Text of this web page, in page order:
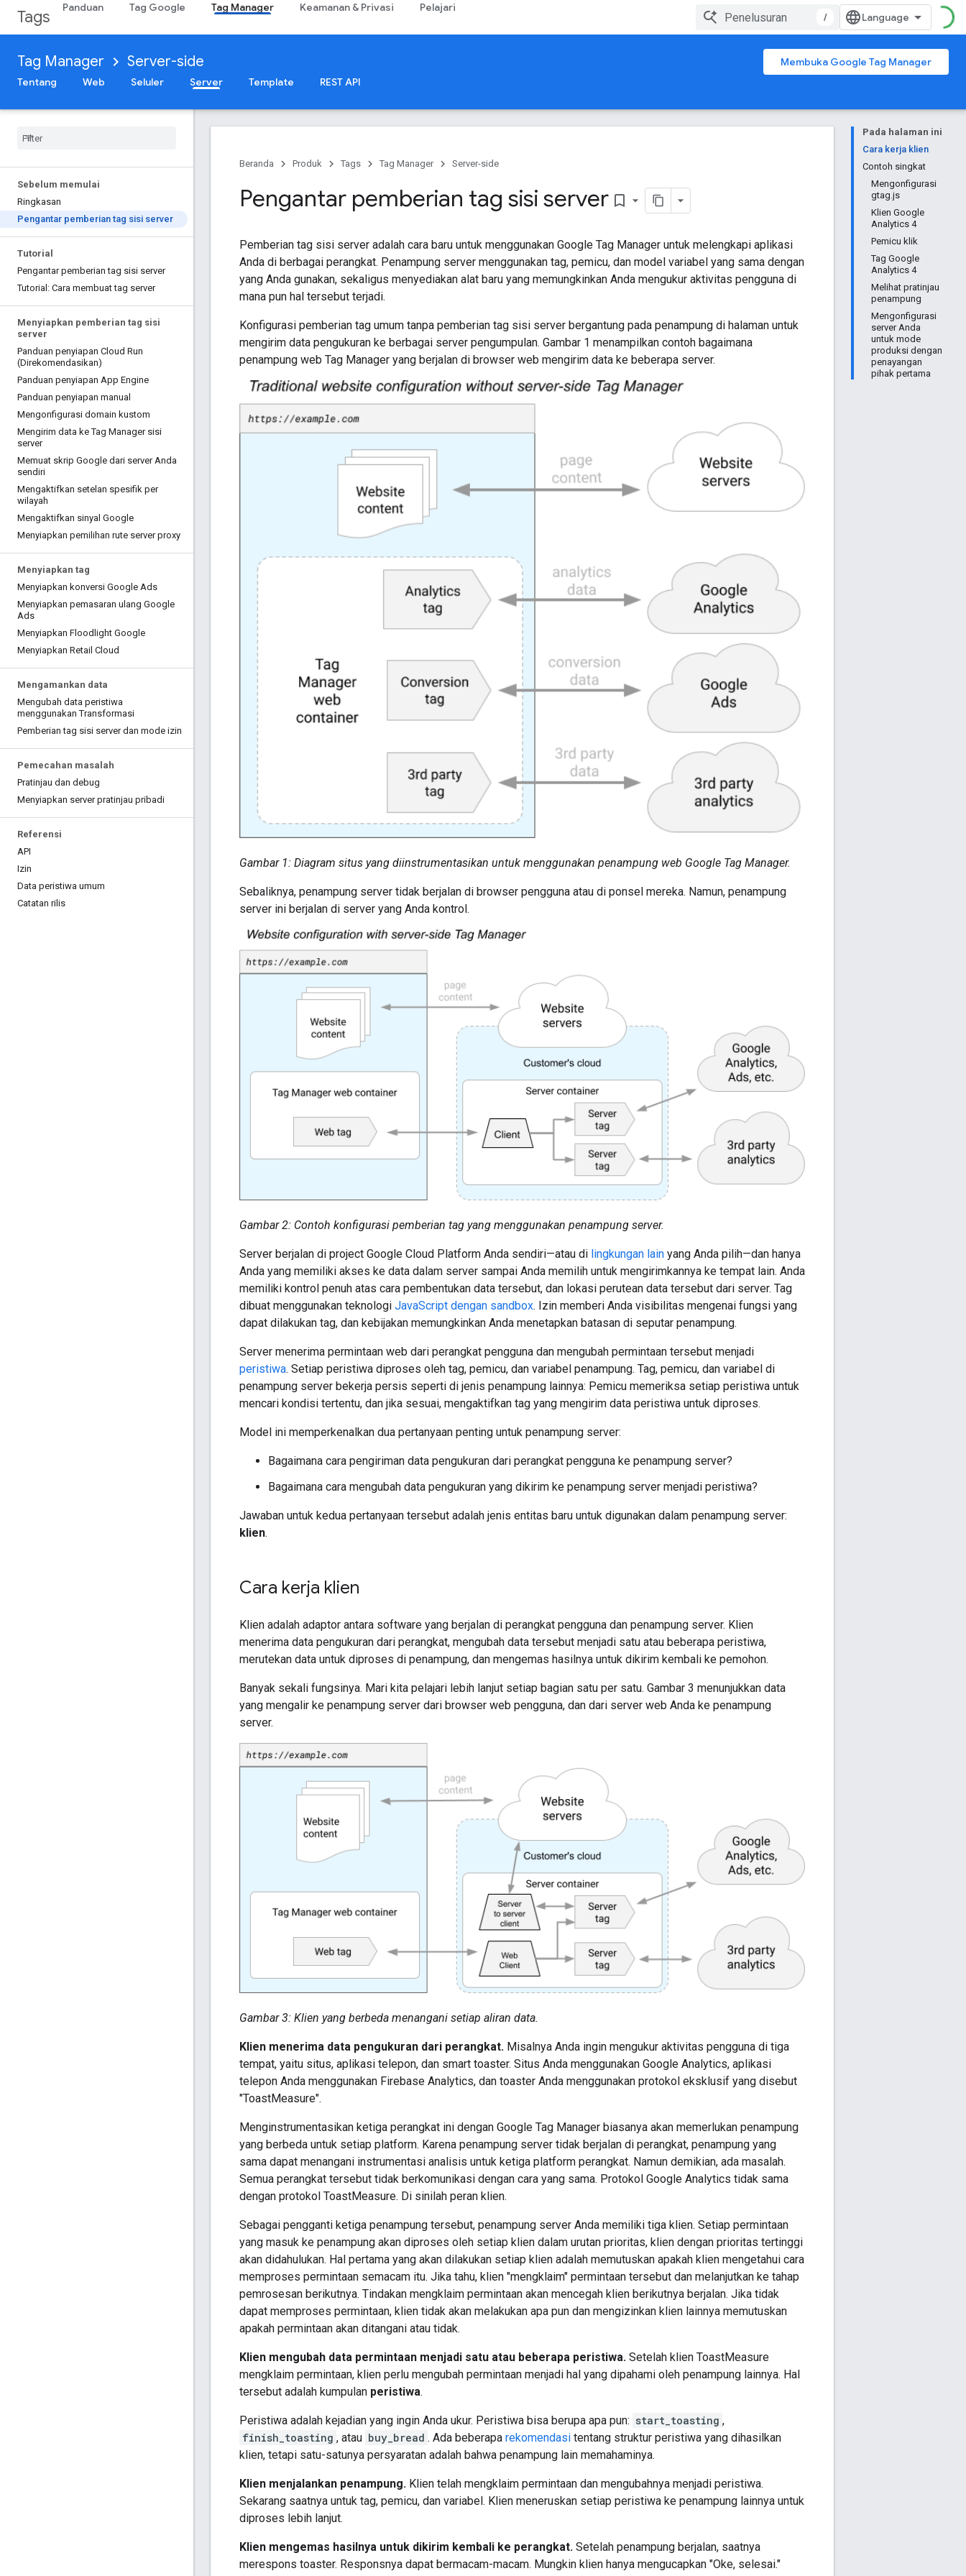
Tags Panduan Tag Google Tag Manager Keamanan & Privasi Pelajari
/
Tag Manager Server-side
Membuka Google Tag Manager
Tentang
Web Seluler Server Template REST API
Sebelum memulai
Ringkasan
Pengantar pemberian tag sisi server
Tutorial
Pengantar pemberian tag sisi server
Tutorial: Cara membuat tag server
Menyiapkan pemberian tag sisi
server
Panduan penyiapan Cloud Run
(Direkomendasikan)
Panduan penyiapan App Engine
Panduan penyiapan manual
Mengonfigurasi domain kustom
Mengirim data ke Tag Manager sisi
server
Memuat skrip Google dari server Anda
sendiri
Mengaktifkan setelan spesifik per
wilayah
Mengaktifkan sinyal Google
Menyiapkan pemilihan rute server proxy
Menyiapkan tag
Menyiapkan konversi Google Ads
Menyiapkan pemasaran ulang Google
Ads
Menyiapkan Floodlight Google
Menyiapkan Retail Cloud
Mengamankan data
Mengubah data peristiwa
menggunakan Transformasi
Pemberian tag sisi server dan mode izin
Pemecahan masalah
Pratinjau dan debug
Menyiapkan server pratinjau pribadi
Referensi
API
Izin
Data peristiwa umum
Catatan rilis
Pada halaman ini
Cara kerja klien
Contoh singkat
Mengonfigurasi
gtag.js
Klien Google
Analytics 4
Pemicu klik
Tag Google
Analytics 4
Melihat pratinjau
penampung
Mengonfigurasi
server Anda
untuk mode
produksi dengan
penayangan
pihak pertama
Beranda Produk Tags Tag Manager Server-side
Pengantar pemberian tag sisi server bookmark_border
Pemberian tag sisi server adalah cara baru untuk menggunakan Google Tag Manager untuk melengkapi aplikasi
Anda di berbagai perangkat. Penampung server menggunakan tag, pemicu, dan model variabel yang sama dengan
yang Anda gunakan, sekaligus menyediakan alat baru yang memungkinkan Anda mengukur aktivitas pengguna di
mana pun hal tersebut terjadi.
Konfigurasi pemberian tag umum tanpa pemberian tag sisi server bergantung pada penampung di halaman untuk
mengirim data pengukuran ke berbagai server pengumpulan. Gambar 1 menampilkan contoh bagaimana
penampung web Tag Manager yang berjalan di browser web mengirim data ke beberapa server.
Gambar 1: Diagram situs yang diinstrumentasikan untuk menggunakan penampung web Google Tag Manager.
Sebaliknya, penampung server tidak berjalan di browser pengguna atau di ponsel mereka. Namun, penampung
server ini berjalan di server yang Anda kontrol.
Gambar 2: Contoh konfigurasi pemberian tag yang menggunakan penampung server.
Server berjalan di project Google Cloud Platform Anda sendiri—atau di lingkungan lain yang Anda pilih—dan hanya
Anda yang memiliki akses ke data dalam server sampai Anda memilih untuk mengirimkannya ke tempat lain. Anda
memiliki kontrol penuh atas cara pembentukan data tersebut, dan lokasi perutean data tersebut dari server. Tag
dibuat menggunakan teknologi JavaScript dengan sandbox. Izin memberi Anda visibilitas mengenai fungsi yang
dapat dilakukan tag, dan kebijakan memungkinkan Anda menetapkan batasan di seputar penampung.
Server menerima permintaan web dari perangkat pengguna dan mengubah permintaan tersebut menjadi
peristiwa. Setiap peristiwa diproses oleh tag, pemicu, dan variabel penampung. Tag, pemicu, dan variabel di
penampung server bekerja persis seperti di jenis penampung lainnya: Pemicu memeriksa setiap peristiwa untuk
mencari kondisi tertentu, dan jika sesuai, mengaktifkan tag yang mengirim data peristiwa untuk diproses.
Model ini memperkenalkan dua pertanyaan penting untuk penampung server:
Bagaimana cara pengiriman data pengukuran dari perangkat pengguna ke penampung server?
Bagaimana cara mengubah data pengukuran yang dikirim ke penampung server menjadi peristiwa?
Jawaban untuk kedua pertanyaan tersebut adalah jenis entitas baru untuk digunakan dalam penampung server:
klien.
Cara kerja klien
Klien adalah adaptor antara software yang berjalan di perangkat pengguna dan penampung server. Klien
menerima data pengukuran dari perangkat, mengubah data tersebut menjadi satu atau beberapa peristiwa,
merutekan data untuk diproses di penampung, dan mengemas hasilnya untuk dikirim kembali ke pemohon.
Banyak sekali fungsinya. Mari kita pelajari lebih lanjut setiap bagian satu per satu. Gambar 3 menunjukkan data
yang mengalir ke penampung server dari browser web pengguna, dan dari server web Anda ke penampung
server.
Gambar 3: Klien yang berbeda menangani setiap aliran data.
Klien menerima data pengukuran dari perangkat. Misalnya Anda ingin mengukur aktivitas pengguna di tiga
tempat, yaitu situs, aplikasi telepon, dan smart toaster. Situs Anda menggunakan Google Analytics, aplikasi
telepon Anda menggunakan Firebase Analytics, dan toaster Anda menggunakan protokol eksklusif yang disebut
"ToastMeasure".
Menginstrumentasikan ketiga perangkat ini dengan Google Tag Manager biasanya akan memerlukan penampung
yang berbeda untuk setiap platform. Karena penampung server tidak berjalan di perangkat, penampung yang
sama dapat menangani instrumentasi analisis untuk ketiga platform perangkat. Namun demikian, ada masalah.
Semua perangkat tersebut tidak berkomunikasi dengan cara yang sama. Protokol Google Analytics tidak sama
dengan protokol ToastMeasure. Di sinilah peran klien.
Sebagai pengganti ketiga penampung tersebut, penampung server Anda memiliki tiga klien. Setiap permintaan
yang masuk ke penampung akan diproses oleh setiap klien dalam urutan prioritas, klien dengan prioritas tertinggi
akan didahulukan. Hal pertama yang akan dilakukan setiap klien adalah memutuskan apakah klien mengetahui cara
memproses permintaan semacam itu. Jika tahu, klien "mengklaim" permintaan tersebut dan melanjutkan ke tahap
pemrosesan berikutnya. Tindakan mengklaim permintaan akan mencegah klien berikutnya berjalan. Jika tidak
dapat memproses permintaan, klien tidak akan melakukan apa pun dan mengizinkan klien lainnya memutuskan
apakah permintaan akan ditangani atau tidak.
Klien mengubah data permintaan menjadi satu atau beberapa peristiwa. Setelah klien ToastMeasure
mengklaim permintaan, klien perlu mengubah permintaan menjadi hal yang dipahami oleh penampung lainnya. Hal
tersebut adalah kumpulan peristiwa.
Peristiwa adalah kejadian yang ingin Anda ukur. Peristiwa bisa berupa apa pun: start_toasting ,
finish_toasting , atau buy_bread . Ada beberapa rekomendasi tentang struktur peristiwa yang dihasilkan
klien, tetapi satu-satunya persyaratan adalah bahwa penampung lain memahaminya.
Klien menjalankan penampung. Klien telah mengklaim permintaan dan mengubahnya menjadi peristiwa.
Sekarang saatnya untuk tag, pemicu, dan variabel. Klien meneruskan setiap peristiwa ke penampung lainnya untuk
diproses lebih lanjut.
Klien mengemas hasilnya untuk dikirim kembali ke perangkat. Setelah penampung berjalan, saatnya
merespons toaster. Responsnya dapat bermacam-macam. Mungkin klien hanya mengucapkan "Oke, selesai."